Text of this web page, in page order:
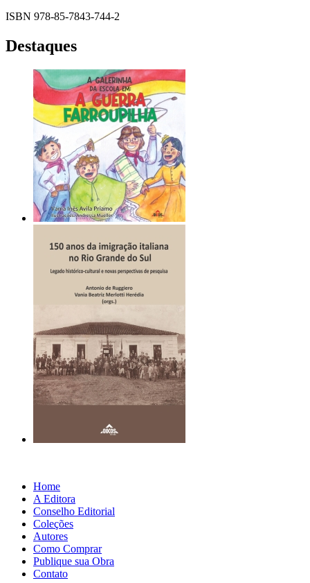
ISBN 978-85-7843-744-2
Destaques
Home
A Editora
Conselho Editorial
Coleções
Autores
Como Comprar
Publique sua Obra
Contato